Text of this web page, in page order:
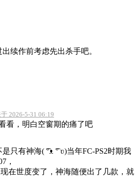
续作前考虑先出杀手吧。
2026-5-31 06:19
看，明白空窗期的痛了吧
只有神海(⁠ ͡⁠°⁠ᴥ⁠ ͡⁠°⁠ ⁠ʋ⁠)当年FC-PS2时期我
，
在世度变了，神海随便出了几款，就